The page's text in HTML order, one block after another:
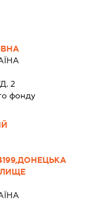
2
фонду